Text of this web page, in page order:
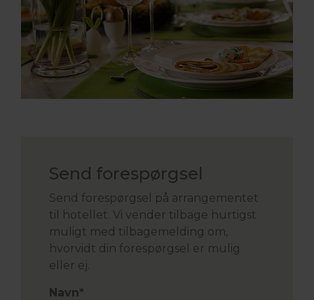
Send forespørgsel
Send forespørgsel på arrangementet
til hotellet. Vi vender tilbage hurtigst
muligt med tilbagemelding om,
hvorvidt din forespørgsel er mulig
eller ej.
Navn*